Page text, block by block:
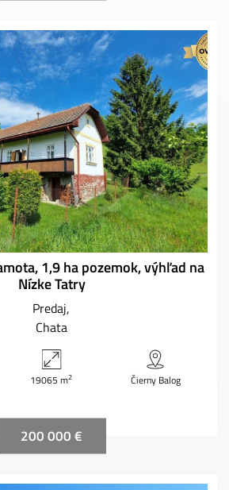
1,9 ha pozemok, výhľad na
Nízke Tatry
Predaj
Chata
19065 m2 Čierny Balog
200 000 €